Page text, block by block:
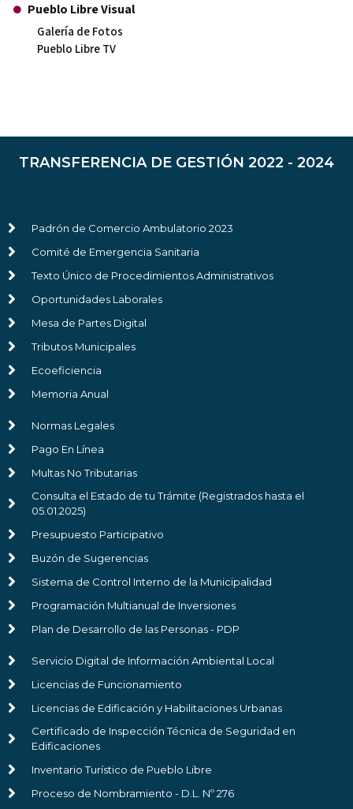
Pueblo Libre Visual
Galería de Fotos
Pueblo Libre TV
TRANSFERENCIA DE GESTIÓN 2022 - 2024
Padrón de Comercio Ambulatorio 2023
Comité de Emergencia Sanitaria
Texto Único de Procedimientos Administrativos
Oportunidades Laborales
Mesa de Partes Digital
Tributos Municipales
Ecoeficiencia
Memoria Anual
Normas Legales
Pago En Línea
Multas No Tributarias
Consulta el Estado de tu Trámite (Registrados hasta el
05.01.2025)
Presupuesto Participativo
Buzón de Sugerencias
Sistema de Control Interno de la Municipalidad
Programación Multianual de Inversiones
Plan de Desarrollo de las Personas - PDP
Servicio Digital de Información Ambiental Local
Licencias de Funcionamiento
Licencias de Edificación y Habilitaciones Urbanas
Certificado de Inspección Técnica de Seguridad en
Edificaciones
Inventario Turístico de Pueblo Libre
Proceso de Nombramiento - D.L. Nº 276